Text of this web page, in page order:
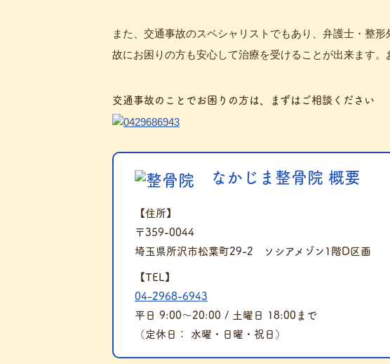
また、交通事故のスペシャリストでもあり、弁護士・整
故にお困りの方も安心して治療を受けることが出来ます。
交通事故のことでお困りの方は、まずはご相談ください
なかじま整骨院 概要
【住所】
〒359-0044
埼玉県所沢市松葉町29-2 ソシアメゾン1階D区画
【TEL】
04-2968-6943
平日 9:00～20:00 / 土曜日 18:00まで
（定休日： 水曜・日曜・祝日）